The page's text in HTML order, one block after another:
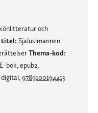
och
titel: Sjalusimannen
Thema-kod:
E-bok, epub2,
digital,9789100194413